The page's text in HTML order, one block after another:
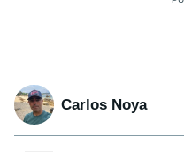
Carlos Noya